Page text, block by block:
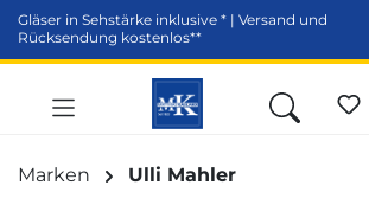
springen
Gläser in Sehstärke inklusive * | Versand und
Rücksendung kostenlos**
Marken Ulli Mahler